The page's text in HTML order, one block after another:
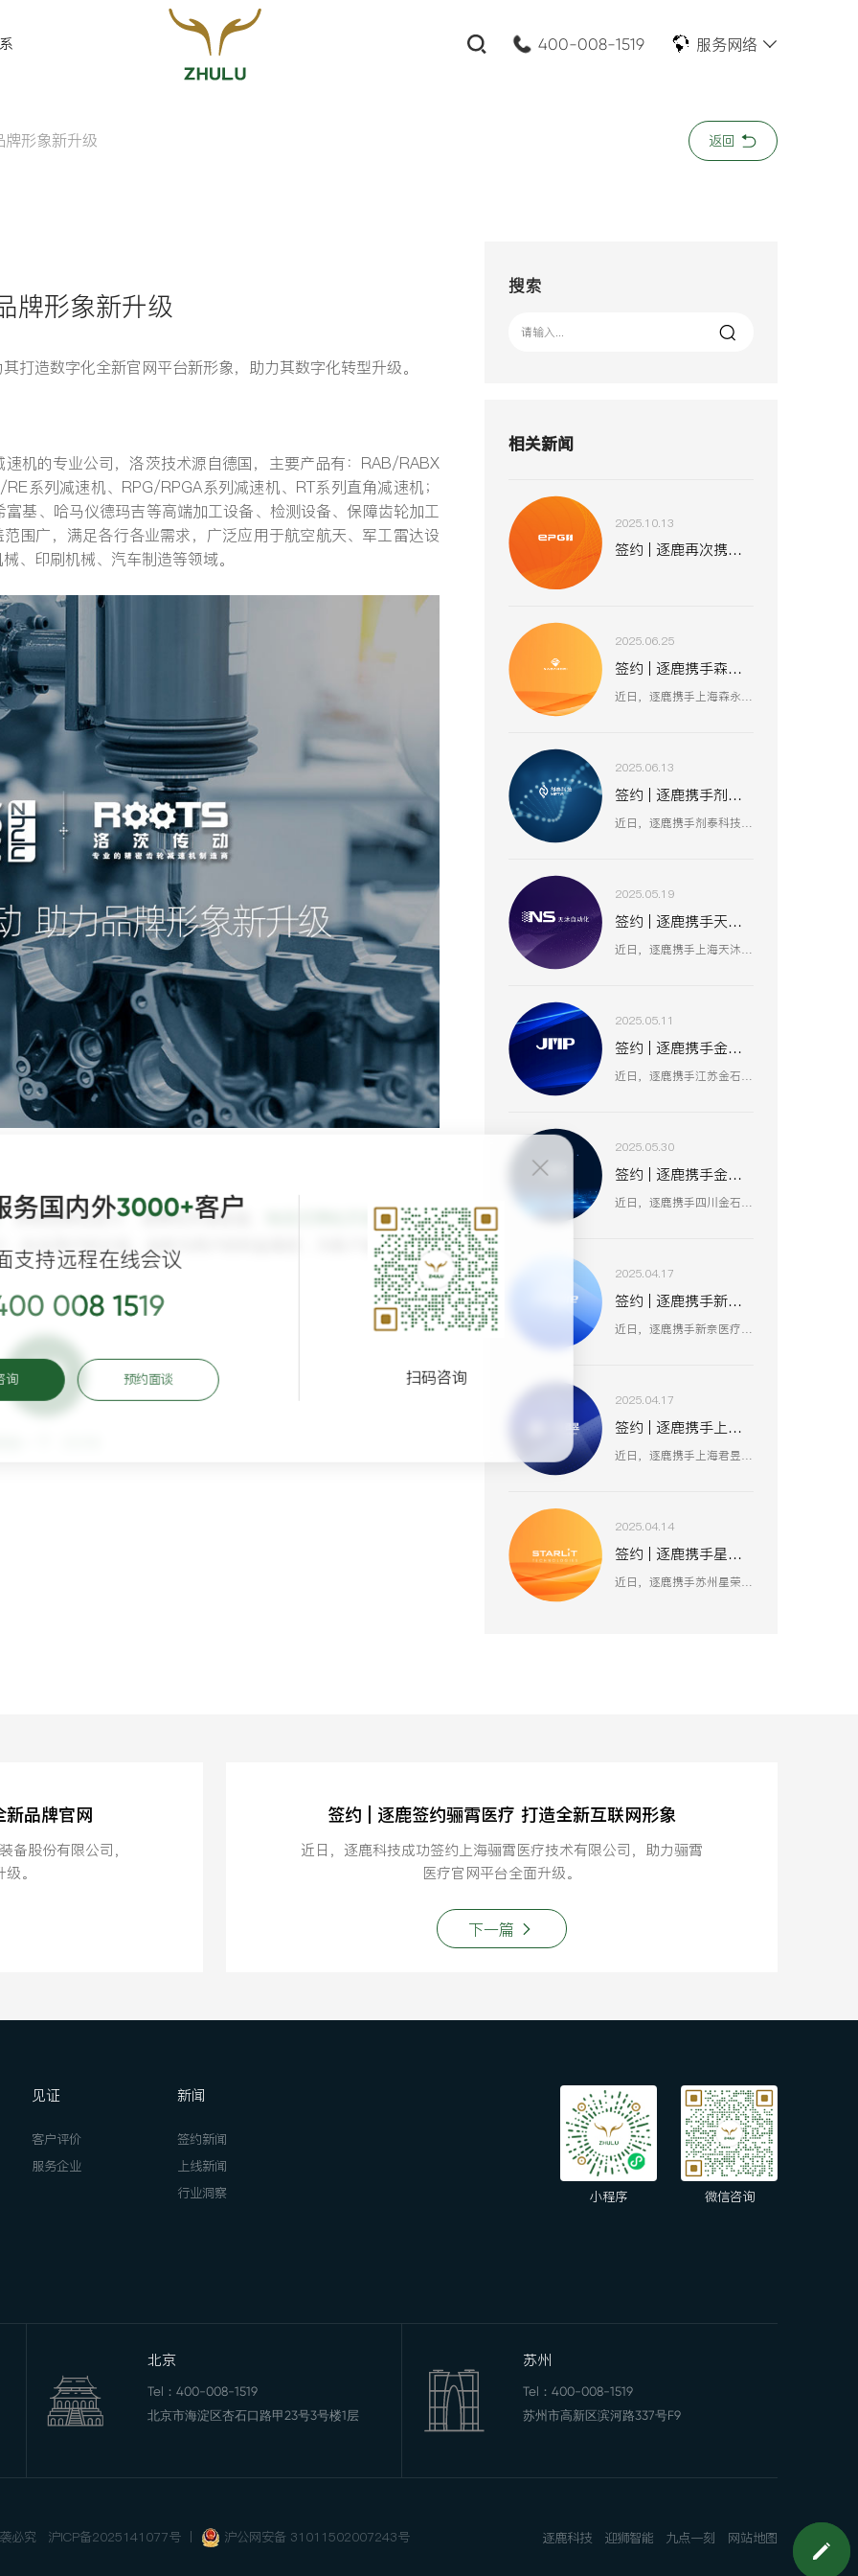
400-008-1519 服务网络
形象新升级 返回
牌形象新升级
打造数字化全新官网平台新形象，助力其数字化转型升级。
机的专业公司，洛茨技术源自德国，主要产品有：RAB/RABX
系列减速机、RPG/RPGA系列减速机、RT系列直角减速机；
基、哈马仪德玛吉等高端加工设备、检测设备、保障齿轮加工
围广，满足各行各业需求，广泛应用于航空航天、军工雷达设
、印刷机械、汽车制造等领域。
营销型网站设计、老网站升级改版、
、网站维
站在用户的立场，始终为用户的利益着想，为客户提供与众不
搜索
相关新闻
2025.10.13
签约 | 逐鹿再次携手易普集 助力全球化战略布局
2025.06.25
签约 | 逐鹿携手森永股份 数智赋能工业装备新生态
近日，逐鹿携手上海森永工程设备股份有限公司，聚焦工业装备数智化升级，以创新技术驱动压力容器、核电设备等业务流程优化，助力上海森永在高端装备制造、跨行业服务中突破创新，开启工业装备数智化发展新征程 。
2025.06.13
签约 | 逐鹿携手剂泰科技 AI 赋能生物医药新征程
近日，逐鹿携手剂泰科技，聚焦 AI 驱动纳米材料创新，以数智化融合助力靶向药物递送与研发技术突破，赋能剂泰科技在疾病治疗新疗法探索、AI 平台迭代升级中加速前行，共筑生物医药数智化创新生态 。
2025.05.19
签约 | 逐鹿携手天沐自动化 数智赋能工业创新生态
近日，逐鹿携手上海天沐自动化仪表有限公司，聚焦数智化技术融合，以创新驱动工业场景升级，助力天沐自动化在智能制造、传感器研发等业务板块，深化数智应用，开启高效协同、精准创新的发展新篇 。
2025.05.11
签约 | 逐鹿携手金石集团 数智赋能油气装备产业升级
近日，逐鹿携手江苏金石机械集团（原金浦机械厂、金湖石油机械有限公司 ），以数智化技术为引擎，聚焦油气装备产业创新升级，助力金石集团在研发、生产、服务全流程提效，驱动高压油气井口装备等业务开启数智化增长新篇 。
2025.05.30
签约 | 逐鹿携手金石亚药 数智赋能医药产业新增长
近日，逐鹿携手四川金石亚洲医药股份有限公司，以数智化手段赋能医药产业升级，聚焦创新驱动与价值深挖，助力金石亚药在医药健康、新材料及机械设备等业务板块，开启高效增长、精准运营的全新阶段 。
2025.04.17
签约 | 逐鹿携手新奈 数据赋能品牌策略升级
近日，逐鹿携手新奈医疗，数据赋能品牌策略升级，以创新为驱动，以用户为中心，助力其开启品牌增长新纪元。
2025.04.17
签约 | 逐鹿携手上海君昱 打造数字营销新生态
近日，逐鹿携手上海君昱信息科技有限公司，赋能品牌形象数字化，以全新的互联网形象为品牌营销赋能。
2025.04.14
签约 | 逐鹿携手星荣 焕新升级品牌官网
近日，逐鹿携手苏州星荣汽车技术有限公司，助力为旌科技数字化官网平台全面升级，赋能品牌形象数字化，以全新形象为品牌营销赋能。
品牌官网
备股份有限公司，
。
签约 | 逐鹿签约骊霄医疗 打造全新互联网形象
近日，逐鹿科技成功签约上海骊霄医疗技术有限公司，助力骊霄
医疗官网平台全面升级。
下一篇
见证
客户评价
服务企业
新闻
签约新闻
上线新闻
行业洞察
小程序 微信咨询
北京
Tel： 400-008-1519
北京市海淀区杏石口路甲23号3号楼1层
苏州
Tel： 400-008-1519
苏州市高新区滨河路337号F9
必究 沪ICP备2025141077号 丨 沪公网安备 31011502007243号 逐鹿科技 迎狮智能 九点一刻 网站地图
关闭
您的需求:
务国内外3000+客户
支持远程在线会议
008 1519
询 预约面谈 扫码咨询